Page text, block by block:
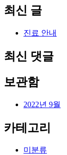
최신 글
진료 안내
최신 댓글
보관함
2022년 9월
카테고리
미분류